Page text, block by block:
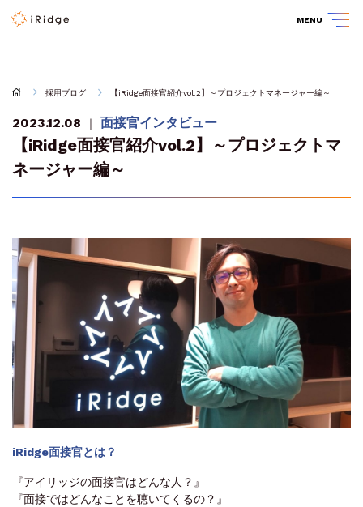
MENU
採用ブログ 【iRidge面接官紹介vol.2】～プロジェクトマネージャー編～
2023.12.08 ｜ 面接官インタビュー
【iRidge面接官紹介vol.2】～プロジェクトマ
ネージャー編～
iRidge面接官とは？
『アイリッジの面接官はどんな人？』
『面接ではどんなことを聴いてくるの？』